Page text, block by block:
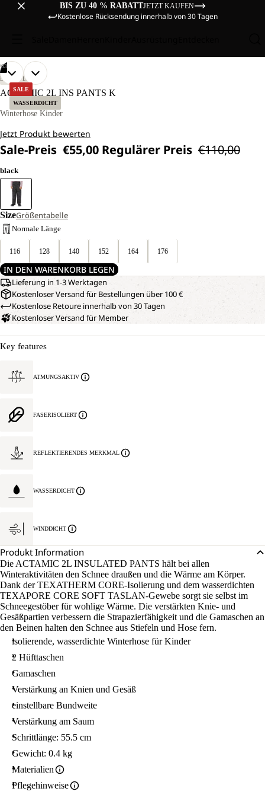
BIS ZU 40 % RABATTJETZT KAUFEN
Kostenlose Rücksendung innerhalb von 30 Tagen
SALE
WASSERDICHT
UNSERE
MODELS
TRAGEN
GRÖSSE 1
28.
03
BILD
IM
VOLLBILD
ÖFFNEN
UNSERE
MODELS
TRAGEN
GRÖSSE 1
28.
BILD
IM
VOLLBILD
ÖFFNEN
BILD
IM
VOLLBILD
ÖFFNEN
LIFESTYLE
ACTAMIC 2L INS PANTS K
Winterhose Kinder
Jetzt Produkt bewerten
Sale-Preis €55,00 Regulärer Preis €110,00
black
SizeGrößentabelle
Normale Länge
116 128 140 152 164 176
IN DEN WARENKORB LEGEN
Lieferung in 1-3 Werktagen
Kostenloser Versand für Bestellungen über 100 €
Kostenlose Retoure innerhalb von 30 Tagen
Kostenloser Versand für Member
Key features
ATMUNGSAKTIV
FASERISOLIERT
REFLEKTIERENDES MERKMAL
WASSERDICHT
WINDDICHT
Produkt Information
Die ACTAMIC 2L INSULATED PANTS hält bei allen
Winteraktivitäten den Schnee draußen und die Wärme am Körper.
Dank der TEXATHERM CORE-Isolierung und dem wasserdichten
TEXAPORE CORE SOFT TASLAN-Gewebe sorgt sie selbst im
Schneegestöber für wohlige Wärme. Die verstärkten Knie- und
Gesäßpartien verbessern die Strapazierfähigkeit und die Gamaschen an
den Beinen halten den Schnee aus Stiefeln und Hose fern.
isolierende, wasserdichte Winterhose für Kinder
2 Hüfttaschen
Gamaschen
Verstärkung an Knien und Gesäß
einstellbare Bundweite
Verstärkung am Saum
Schrittlänge: 55.5 cm
Gewicht: 0.4 kg
Materialien
Pflegehinweise